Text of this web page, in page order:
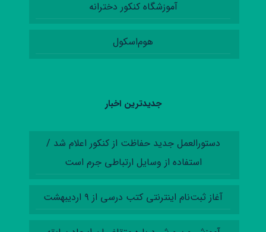
آموزشگاه کنکور دخترانه
هوم‌اسکول
جدیدترین اخبار
دستورالعمل‌ جدید حفاظت از کنکور اعلام شد /
استفاده از وسایل ارتباطی جرم است
آغاز ثبت‌نام اینترنتی کتب درسی از ۹ اردیبهشت